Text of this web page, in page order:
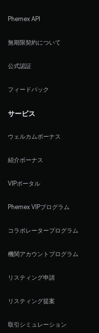
Phemex API
無期限契約について
公式認証
フィードバック
サービス
ウェルカムボーナス
紹介ボーナス
VIPポータル
Phemex VIPプログラム
コラボレータープログラム
機関アカウントプログラム
リスティング申請
リスティング提案
取引シミュレーション